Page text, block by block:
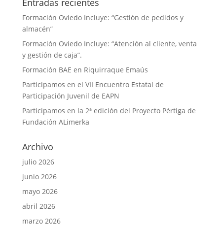
Entradas recientes
Formación Oviedo Incluye: “Gestión de pedidos y
almacén”
Formación Oviedo Incluye: “Atención al cliente, venta
y gestión de caja”.
Formación BAE en Riquirraque Emaús
Participamos en el VII Encuentro Estatal de
Participación Juvenil de EAPN
Participamos en la 2ª edición del Proyecto Pértiga de
Fundación ALimerka
Archivo
julio 2026
junio 2026
mayo 2026
abril 2026
marzo 2026